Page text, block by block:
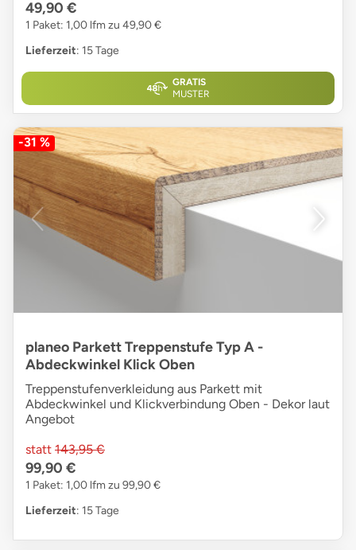
49,90 €
1 Paket: 1,00 lfm zu 49,90 €
Lieferzeit: 15 Tage
GRATIS
MUSTER
-31 %
planeo Parkett Treppenstufe Typ A -
Abdeckwinkel Klick Oben
Treppenstufenverkleidung aus Parkett mit
Abdeckwinkel und Klickverbindung Oben - Dekor laut
Angebot
statt 143,95 €
99,90 €
1 Paket: 1,00 lfm zu 99,90 €
Lieferzeit: 15 Tage